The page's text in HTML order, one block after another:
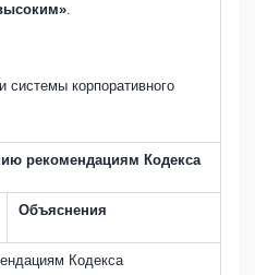
.
системы корпоративного
рекомендациям Кодекса
Объяснения
Кодекса